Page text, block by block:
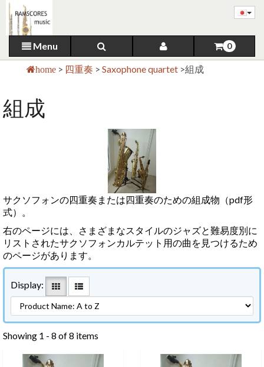
Menu 0
home > 四重奏 > Saxophone quartet >組成
組成
サクソフォンの四重奏または四重奏のための組成物（pdf形
式）。
右のページには、さまざまなスタイルのジャズと難易度別に
リストされたサクソフォンカルテット用の曲を見つけるため
のページがあります。
Display:
Showing 1 - 8 of 8 items